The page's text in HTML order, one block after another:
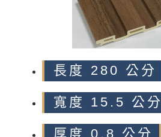
長度 280 公分
寬度 15.5 公分
厚度 0.8 公分